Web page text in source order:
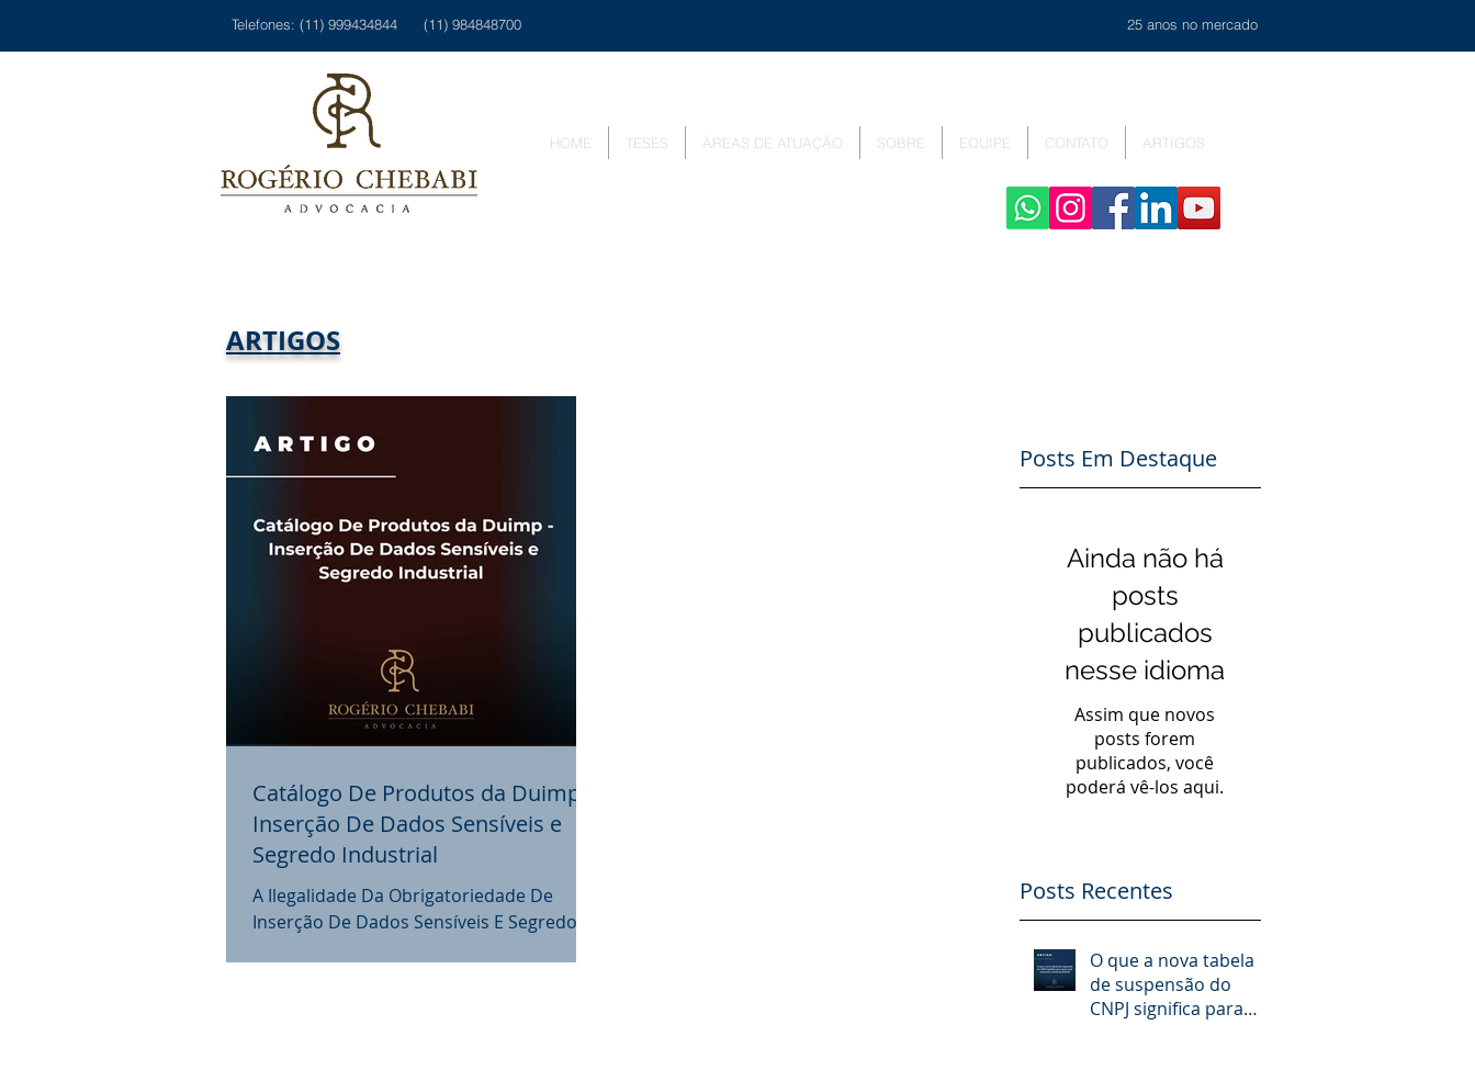
Telefones: (11) 999434844 (11) 984848700 25 anos no mercado
HOME TESES ÁREAS DE ATUAÇÃO SOBRE EQUIPE CONTATO ARTIGOS
ARTIGOS
Catálogo De Produtos da Duimp -
Inserção De Dados Sensíveis e
Segredo Industrial
A Ilegalidade Da Obrigatoriedade De
Inserção De Dados Sensíveis E Segredo
Posts Em Destaque
Ainda não há
posts
publicados
nesse idioma
Assim que novos
posts forem
publicados, você
poderá vê-los aqui.
Posts Recentes
O que a nova tabela
de suspensão do
CNPJ significa para